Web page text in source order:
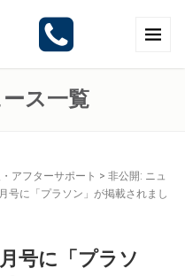
ス一覧
アフターサポート > 非公開: ニュ
号に「プラソン」が掲載されまし
号に「プラソ